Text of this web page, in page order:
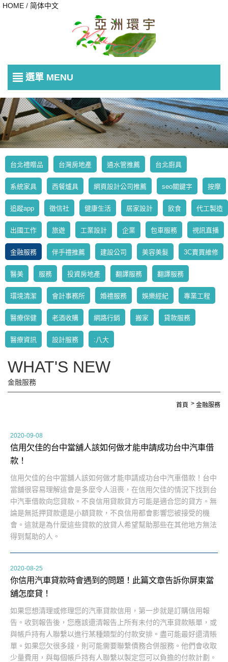
HOME / 简体中文
選單 MENU
台北禮贈品 台灣房地產 通水管推薦 台北廚具
系統家具 西餐爐具 網頁設計公司推薦 seo關鍵字 按摩
追蹤app 徵信社 健康生活 居家設計 飲食 代工製造
出國工作 旅遊 工業設計 企業 包車服務 視訊直播
金融服務 伴手禮推薦 建設公司 美容美髮 3C賣買維修
醫美 服務 投資房地產 翻譯服務 翻譯服務
環境清潔 會計事務所 婚禮服務 娛樂經紀 專業工程
醫療保健 老酒收購 網路行銷 搬家 貸款服務
醫療資訊 設計服務 :八大
WHAT'S NEW
金融服務
首頁 金融服務
2020-09-08
信用欠佳的台中當舖人該如何做才能申請成功台中汽車借
款！
信用欠佳的台中當舖人該如何做才能申請成功台中汽車借款！台中
當舖很容易理解這會是多麼令人沮喪，在信用欠佳的情況下找到台
中汽車借款向您貸款。不良信用貸款貸方可能是適合您的貸方。無
論是無抵押貸款還是小額貸款，不良信用都會影響您被接受的機
會。這就是為什麼這些貸款的放貸人希望幫助那些在其他地方無法
得到幫助的人。
2020-08-25
你信用汽車貸款時會遇到的問題！此篇文章告訴你屏東當
舖怎麼貸！
如果您想清理或修理您的汽車貸款信用，第一步就是訂購信用報
告。收到報告後，您應該還清報告上所有未付的汽車貸款賬單，或
與帳戶持有人聯繫以進行某種類型的付款安排。盡可能最好還清賬
單。如果您欠很多錢，則可能需要聯繫債務合併服務。他們會收取
少量費用，與每個帳戶持有人聯繫以製定您可以負擔的付款計劃。